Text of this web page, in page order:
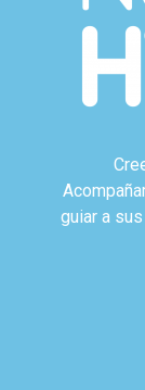
guiar a